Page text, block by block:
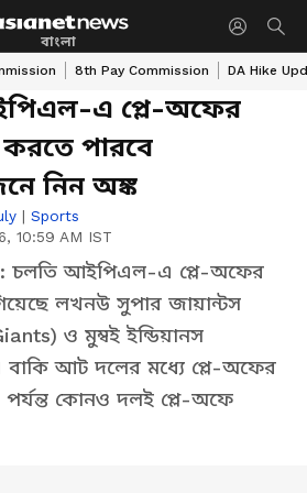
বাংলা
8th Pay Commission DA Hike
এ প্লে-অফের
পারবে
নিন অঙ্ক
| Sports
10:59 AM IST
চলতি আইপিএল-এ প্লে-অফের
লখনউ সুপার জায়ান্টস
ও মুম্বই ইন্ডিয়ানস
আট দলের মধ্যে প্লে-অফের
কোনও দলই প্লে-অফে